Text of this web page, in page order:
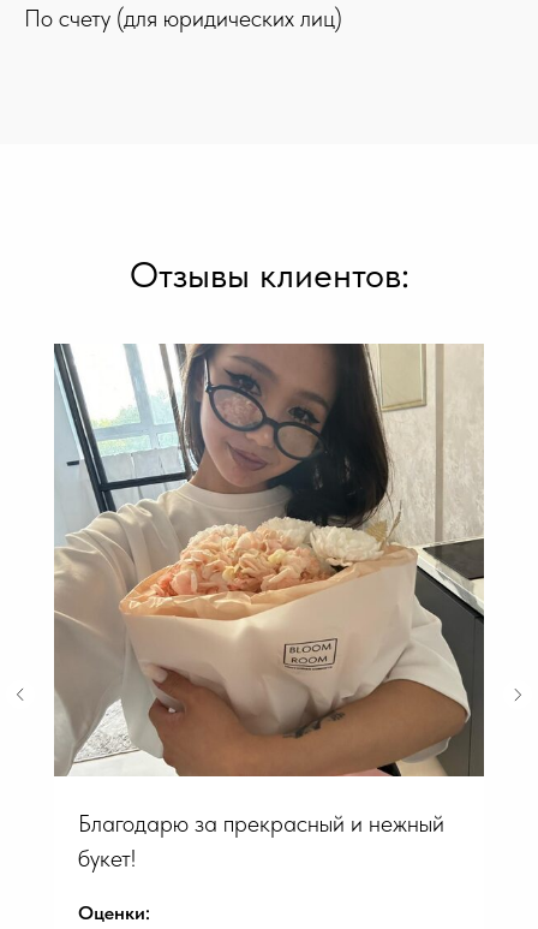
По счету (для юридических лиц)
Отзывы клиентов:
Благодарю за прекрасный и нежный
букет!
Оценки: